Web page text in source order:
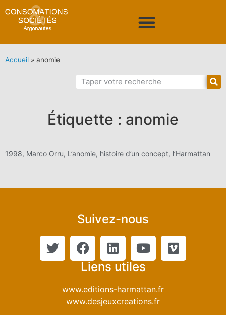
Accueil » anomie
Étiquette : anomie
1998, Marco Orru, L’anomie, histoire d’un concept, l’Harmattan
Suivez-nous
Liens utiles
www.editions-harmattan.fr
www.desjeuxcreations.fr